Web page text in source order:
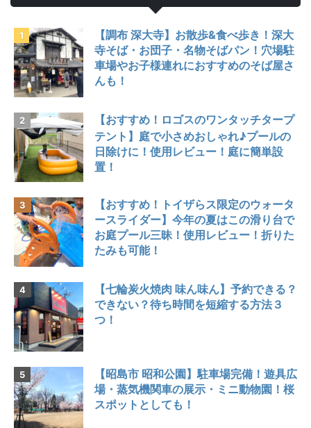
【調布 深大寺】お散歩&食べ歩き！深大
寺そば・お団子・名物そばパン！穴場駐
車場やお子様連れにおすすめのそば屋さ
んも！
【おすすめ！ロゴスのワンタッチタープ
テント】庭で小さめおしゃれ♪プールの
日除けに！使用レビュー！庭に簡単設
置！
【おすすめ！トイザらス限定のウォータ
ースライダー】今年の夏はこの滑り台で
お庭プール三昧！使用レビュー！折りた
たみも可能！
【七輪炭火焼肉 味ん味ん】予約できる？
できない？待ち時間を短縮する方法３
つ！
【昭島市 昭和公園】駐車場完備！遊具広
場・蒸気機関車の展示・ミニ動物園！桜
スポットとしても！